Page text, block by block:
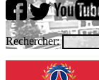
Rechercher: